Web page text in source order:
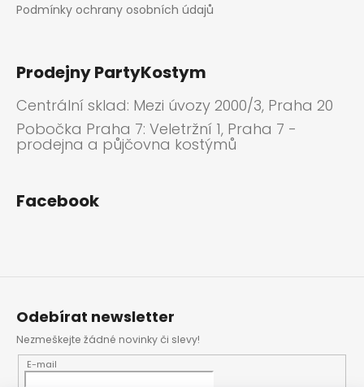
Odebírat newsletter
Nezmeškejte žádné novinky či slevy!
E-mail
Podmínky ochrany osobních údajů
Prodejny PartyKostym
Centrální sklad: Mezi úvozy 2000/3, Praha 20
Pobočka Praha 7: Veletržní 1, Praha 7 -
prodejna a půjčovna kostýmů
Facebook